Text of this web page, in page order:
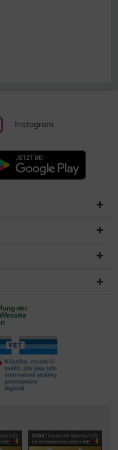
Instagram
der